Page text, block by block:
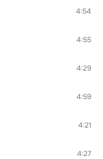
4:54
4:55
4:29
4:59
4:21
4:27